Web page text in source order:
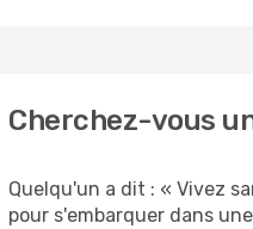
Cherchez-vous
Quelqu'un a dit : « Vivez
pour s'embarquer dans